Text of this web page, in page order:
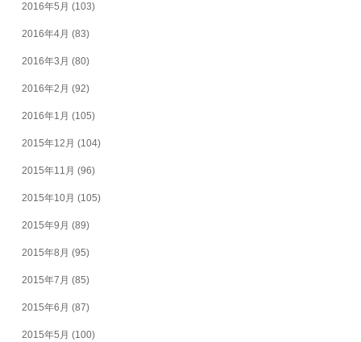
2016年5月 (103)
2016年4月 (83)
2016年3月 (80)
2016年2月 (92)
2016年1月 (105)
2015年12月 (104)
2015年11月 (96)
2015年10月 (105)
2015年9月 (89)
2015年8月 (95)
2015年7月 (85)
2015年6月 (87)
2015年5月 (100)